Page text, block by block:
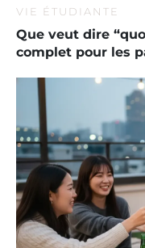
VIE ÉTUDIANTE
Que veut dire
complet pour les